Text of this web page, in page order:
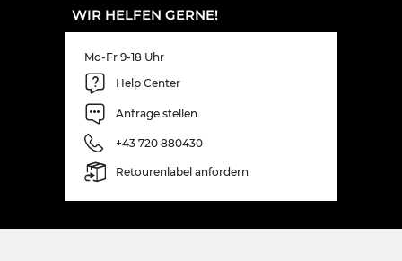
WIR HELFEN GERNE!
Mo-Fr 9-18 Uhr
Help Center
Anfrage stellen
+43 720 880430
Retourenlabel anfordern